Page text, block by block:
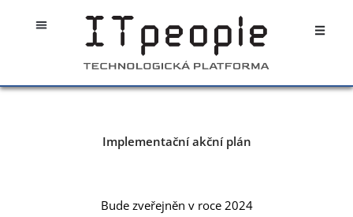
Open
Implementační akční plán
Bude zveřejněn v roce 2024